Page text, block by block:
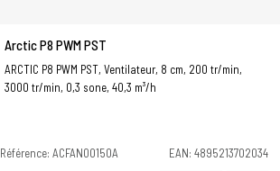
Arctic P8 PWM PST
ARCTIC P8 PWM PST, Ventilateur, 8 cm, 200 tr/min,
3000 tr/min, 0,3 sone, 40,3 m³/h
Référence: ACFAN00150A
EAN: 4895213702034